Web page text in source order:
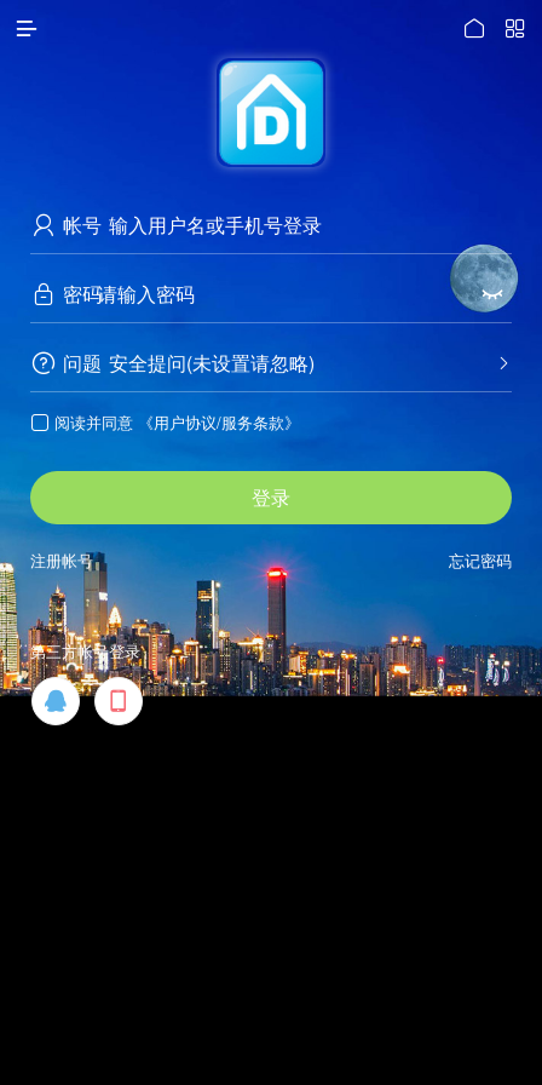
 

 帐号
 密码 
 问题 
安全提问(未设置请忽略)
 阅读并同意 《用户协议/服务条款》
登录
忘记密码
注册帐号
第三方帐号登录
 